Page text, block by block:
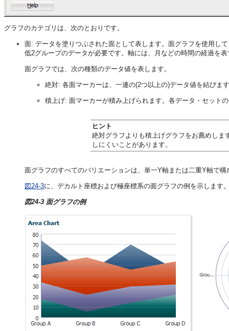
グラフのカテゴリは、次のとおりです。
面: データを塗りつぶされた面として表します。面グラフを使用し
低2グループのデータが必要です。軸には、月などの時間の経過を
面グラフでは、次の種類のデータ値を表します。
絶対: 各面マーカーは、一連の(2つ以上の)データ値を結びま
積上げ: 面マーカーが積み上げられます。各データ・セット
ヒント
絶対グラフよりも積上げグラフをお薦めし
しにくいことがあります。
面グラフのすべてのバリエーションは、単一Y軸または二重Y軸で構
図24-3に、デカルト座標および極座標系の面グラフの例を示します
図24-3 面グラフの例